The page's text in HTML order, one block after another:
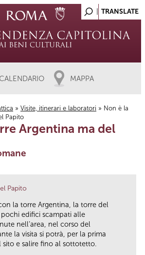
CALENDARIO MAPPA
» Visite, itinerari e laboratori » Non è la
Papito
Argentina ma del
Papito
la torre Argentina, la torre del
edifici scampati alle
nell’area, nel corso del
la visita si potrà, per la prima
e salire fino al sottotetto.